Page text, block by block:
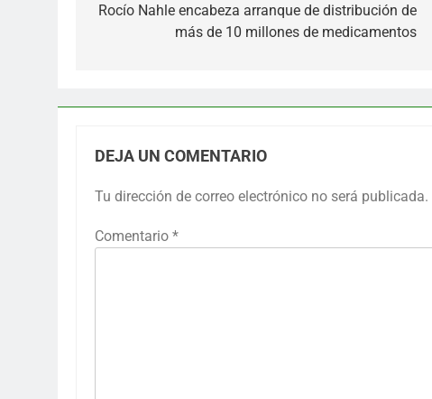
de
Rocío Nahle encabeza arranque de distribución de
más de 10 millones de medicamentos
DEJA UN COMENTARIO
Tu dirección de correo electrónico no será publicada.
Comentario *